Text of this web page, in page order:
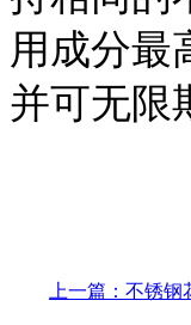
用成分最
并可无限
上一篇：不锈钢